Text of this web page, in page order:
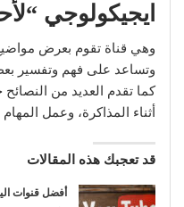
ايجيكولوجي
وهي قناة تقوم بعرض
وتساعد على فهم وتفسير
كما تقدم العديد من
أثناء المذاكرة، وعمل
قد تعجبك هذه المقالات
أفضل قنوات